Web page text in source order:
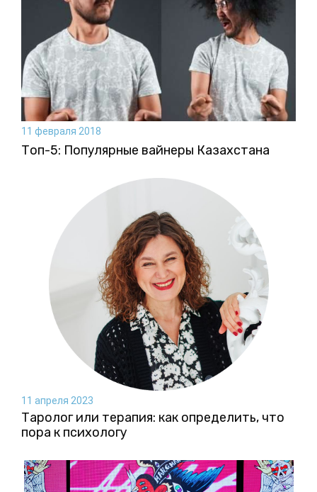
11 февраля 2018
Топ-5: Популярные вайнеры Казахстана
11 апреля 2023
Таролог или терапия: как определить, что
пора к психологу